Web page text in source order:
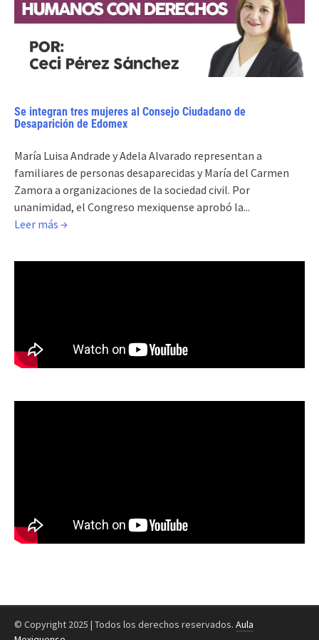
Se integran tres mujeres al Consejo Ciudadano de
Desaparición de Edomex
María Luisa Andrade y Adela Alvarado representan a
familiares de personas desaparecidas y María del Carmen
Zamora a organizaciones de la sociedad civil. Por
unanimidad, el Congreso mexiquense aprobó la...
Leer más →
© Copyright 2025 | Todos los derechos reservados. Aula